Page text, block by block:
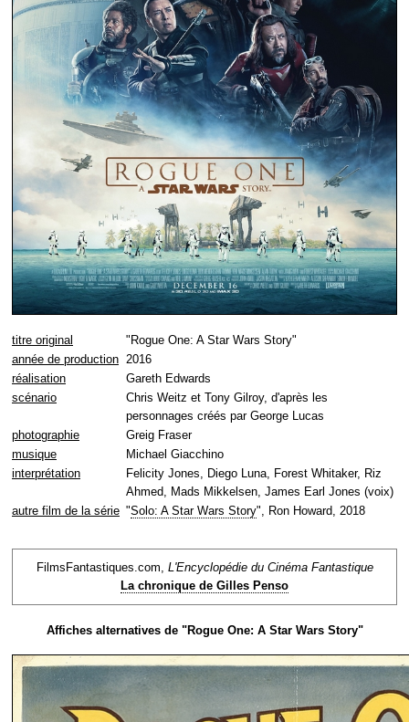
titre original
"Rogue One: A Star Wars Story"
année de production 2016
réalisation
Gareth Edwards
scénario
Chris Weitz et Tony Gilroy, d'après les
personnages créés par George Lucas
photographie
Greig Fraser
musique
Michael Giacchino
interprétation
Felicity Jones, Diego Luna, Forest Whitaker, Riz
Ahmed, Mads Mikkelsen, James Earl Jones (voix)
autre film de la série "Solo: A Star Wars Story", Ron Howard, 2018
FilmsFantastiques.com, L'Encyclopédie du Cinéma Fantastique
La chronique de Gilles Penso
Affiches alternatives de "Rogue One: A Star Wars Story"